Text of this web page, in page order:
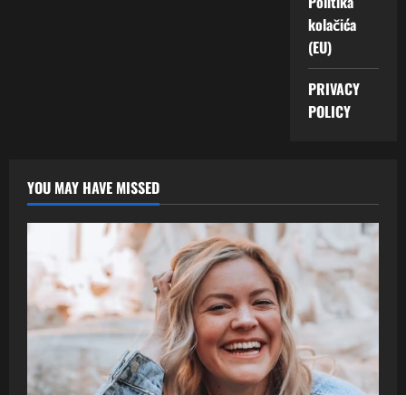
kolačića
(EU)
PRIVACY
POLICY
YOU MAY HAVE MISSED